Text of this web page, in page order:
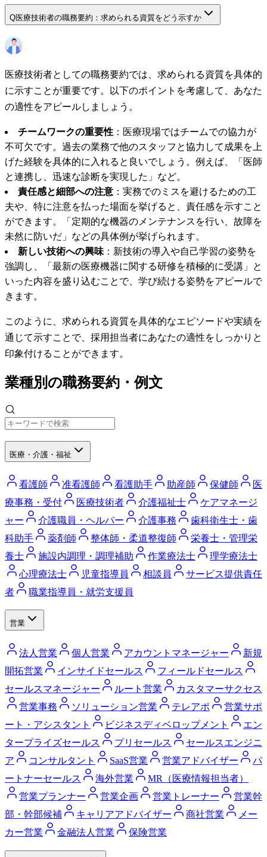
Q医療技術者の職務要約：求められる資質をどう示すか
医療技術者としての職務要約では、求められる資質を具体的
に示すことが重要です。以下のポイントを考慮して、あなた
の適性をアピールしましょう。
チームワークの重要性 ：医療現場ではチームでの協力が
不可欠です。過去の業務で他のスタッフと協力して成果を上
げた経験を具体的に入れると良いでしょう。例えば、「医師
と連携し、迅速な診断を実現した」など。
責任感と細部への注意 ：実務でのミスを避けるための工
夫や、特に注意を払った場面を挙げると、責任感を示すこと
ができます。「定期的な機器のメンテナンスを行い、故障を
未然に防いだ」などの具体例が挙げられます。
新しい技術への興味 ：新技術の導入や自己学習の姿勢を
強調し、「最新の医療機器に関する研修を積極的に受講」と
いった内容を盛り込むことで、学び続ける姿勢をアピールで
きます。
このように、求められる資質を具体的なエピソードや実績を
通じて示すことで、採用担当者にあなたの適性をしっかりと
印象付けることができます。
業種別の職務要約・例文
医療・介護・福祉
看護師 准看護師 看護助手 助産師 保健師
医
療事務・受付
医療技術者 介護福祉士
ケアマネージ
ャー
介護職員・ヘルパー 介護事務
歯科衛生士・歯
科助手
薬剤師 整体師・柔道整復師
栄養士・管理栄
養士
施設内調理・調理補助 作業療法士
理学療法士
心理療法士
児童指導員 相談員
サービス提供責任
者
職業指導員・就労支援員
営業
法人営業 個人営業 アカウントマネージャー
新規
開拓営業
インサイドセールス
フィールドセールス
セールスマネージャー
ルート営業
カスタマーサクセス
営業事務
ソリューション営業 テレアポ
営業サポ
ート・アシスタント
ビジネスディベロップメント
エン
タープライズセールス
プリセールス
セールスエンジニ
ア
コンサルタント SaaS営業 営業アドバイザー
パ
ートナーセールス
海外営業
MR（医療情報担当者）
営業プランナー
営業企画 営業トレーナー
営業幹
部・幹部候補
キャリアアドバイザー 商社営業
メー
カー営業
金融法人営業 保険営業